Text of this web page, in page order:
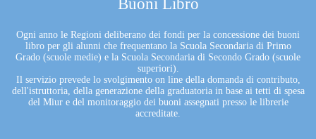
Buoni Libro
Ogni anno le Regioni deliberano dei fondi per la concessione dei buoni
libro per gli alunni che frequentano la Scuola Secondaria di Primo
Grado (scuole medie) e la Scuola Secondaria di Secondo Grado (scuole
superiori).
Il servizio prevede lo svolgimento on line della domanda di contributo,
dell'istruttoria, della generazione della graduatoria in base ai tetti di spesa
del Miur e del monitoraggio dei buoni assegnati presso le librerie
accreditate.